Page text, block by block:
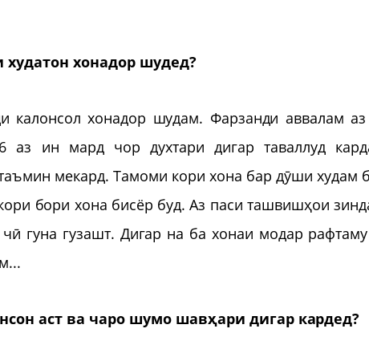
хонадор шудед?
хонадор шудам. Фарзанди аввалам
аз ин мард чор духтари дигар таваллуд
мекард. Тамоми кори хона бар дӯши худам
бори хона бисёр буд. Аз паси ташвишҳои
гуна гузашт. Дигар на ба хонаи модар
аст ва чаро шумо шавҳари дигар кардед?